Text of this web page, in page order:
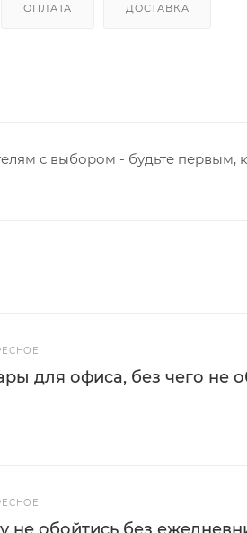
ОПЛАТА ДОСТАВКА
с выбором - будьте первым,
для офиса, без чего не